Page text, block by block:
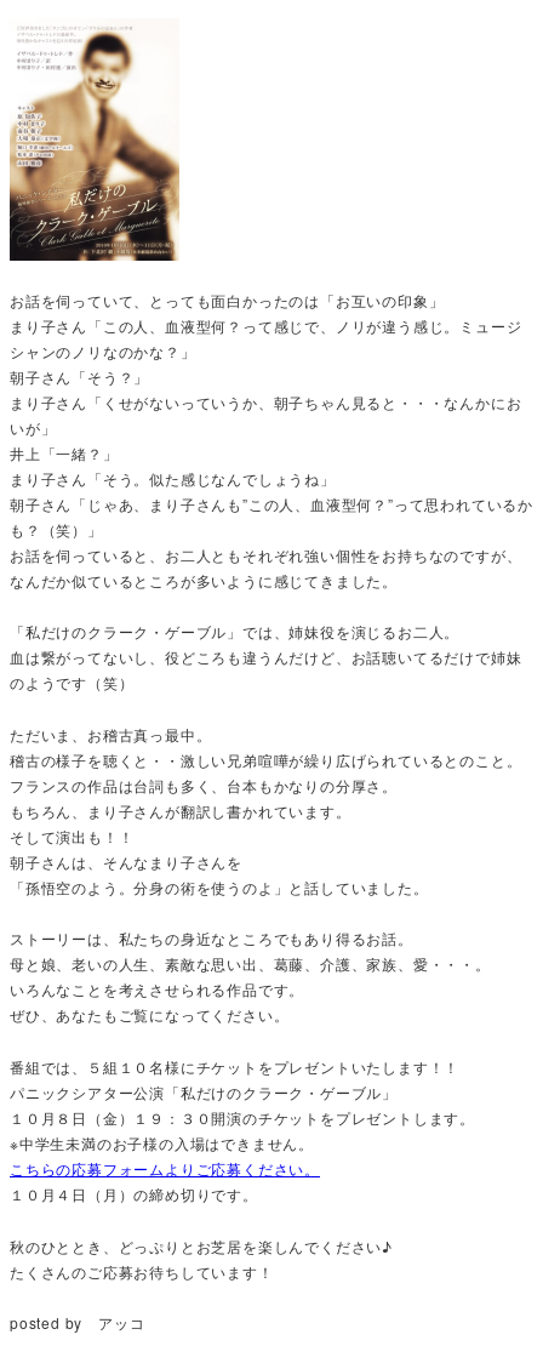
お話を伺っていて、とっても面白かったのは「お互いの印象」
まり子さん「この人、血液型何？って感じで、ノリが違う感じ。ミュージ
シャンのノリなのかな？」
朝子さん「そう？」
まり子さん「くせがないっていうか、朝子ちゃん見ると・・・なんかにお
いが」
井上「一緒？」
まり子さん「そう。似た感じなんでしょうね」
朝子さん「じゃあ、まり子さんも”この人、血液型何？”って思われているか
も？（笑）」
お話を伺っていると、お二人ともそれぞれ強い個性をお持ちなのですが、
なんだか似ているところが多いように感じてきました。
「私だけのクラーク・ゲーブル」では、姉妹役を演じるお二人。
血は繋がってないし、役どころも違うんだけど、お話聴いてるだけで姉妹
のようです（笑）
ただいま、お稽古真っ最中。
稽古の様子を聴くと・・激しい兄弟喧嘩が繰り広げられているとのこと。
フランスの作品は台詞も多く、台本もかなりの分厚さ。
もちろん、まり子さんが翻訳し書かれています。
そして演出も！！
朝子さんは、そんなまり子さんを
「孫悟空のよう。分身の術を使うのよ」と話していました。
ストーリーは、私たちの身近なところでもあり得るお話。
母と娘、老いの人生、素敵な思い出、葛藤、介護、家族、愛・・・。
いろんなことを考えさせられる作品です。
ぜひ、あなたもご覧になってください。
番組では、５組１０名様にチケットをプレゼントいたします！！
パニックシアター公演「私だけのクラーク・ゲーブル」
１０月８日（金）１９：３０開演のチケットをプレゼントします。
※中学生未満のお子様の入場はできません。
こちらの応募フォームよりご応募ください。
１０月４日（月）の締め切りです。
秋のひととき、どっぷりとお芝居を楽しんでください♪
たくさんのご応募お待ちしています！
posted by アッコ